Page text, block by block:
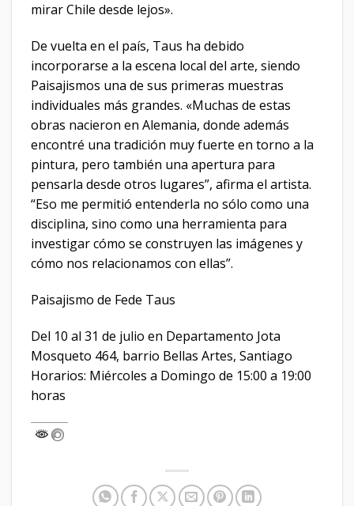
mirar Chile desde lejos».
De vuelta en el país, Taus ha debido
incorporarse a la escena local del arte, siendo
Paisajismos una de sus primeras muestras
individuales más grandes. «Muchas de estas
obras nacieron en Alemania, donde además
encontré una tradición muy fuerte en torno a la
pintura, pero también una apertura para
pensarla desde otros lugares”, afirma el artista.
“Eso me permitió entenderla no sólo como una
disciplina, sino como una herramienta para
investigar cómo se construyen las imágenes y
cómo nos relacionamos con ellas”.
Paisajismo de Fede Taus
Del 10 al 31 de julio en Departamento Jota
Mosqueto 464, barrio Bellas Artes, Santiago
Horarios: Miércoles a Domingo de 15:00 a 19:00
horas